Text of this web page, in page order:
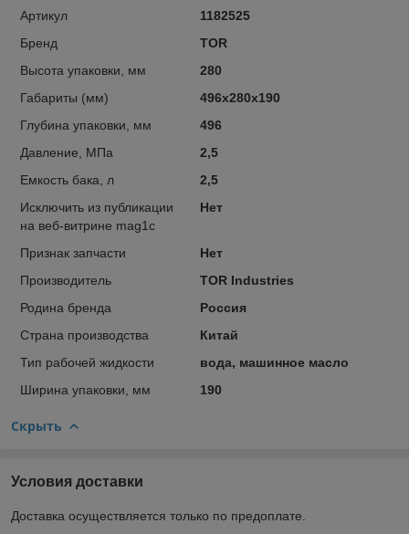
Артикул
1182525
Бренд
TOR
Высота упаковки, мм
280
Габариты (мм)
496х280х190
Глубина упаковки, мм
496
Давление, МПа
2,5
Емкость бака, л
2,5
Исключить из публикации
на веб-витрине mag1c
Нет
Признак запчасти
Нет
Производитель
TOR Industries
Родина бренда
Россия
Страна производства
Китай
Тип рабочей жидкости
вода, машинное масло
Ширина упаковки, мм
190
Скрыть
Условия доставки
Доставка осуществляется только по предоплате.